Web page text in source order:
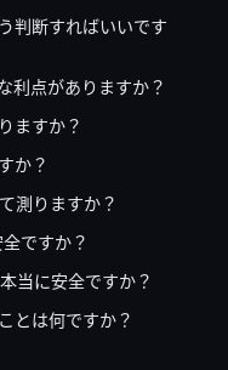
判断すればいいです
利点がありますか？
ますか？
か？
測りますか？
ですか？
当に安全ですか？
とは何ですか？